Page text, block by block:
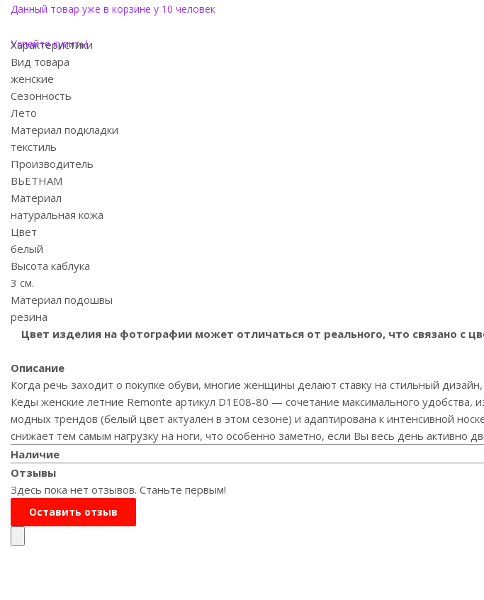
Данный товар уже в корзине у 10 человек
Успейте купить!
Характеристики
Вид товара
женские
Сезонность
Лето
Материал подкладки
текстиль
Производитель
ВЬЕТНАМ
Материал
натуральная кожа
Цвет
белый
Высота каблука
3 см.
Материал подошвы
резина
Цвет изделия на фотографии может отличаться от реального, что связано с
Описание
Когда речь заходит о покупке обуви, многие женщины делают ставку на стильный
Кеды женские летние Remonte артикул D1E08-80 — сочетание максимального удобства,
модных трендов (белый цвет актуален в этом сезоне) и адаптирована к интенсивной
снижает тем самым нагрузку на ноги, что особенно заметно, если Вы весь день активно
Наличие
Отзывы
Здесь пока нет отзывов. Станьте первым!
Оставить отзыв